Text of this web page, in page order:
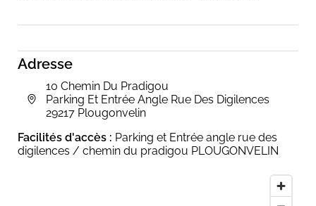
Adresse
10 Chemin Du Pradigou
Parking Et Entrée Angle Rue Des Digilences
29217 Plougonvelin
Facilités d'accès : Parking et Entrée angle rue des
digilences / chemin du pradigou PLOUGONVELIN